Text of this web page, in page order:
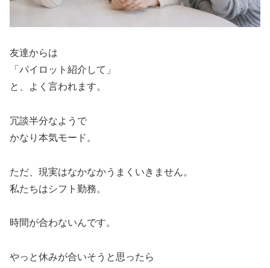
友達からは
「パイロット紹介して」
と、よく言われます。
冗談半分なようで
かなり本気モード。
ただ、現実はなかなかうまくいきません。
私たちはシフト勤務。
時間が合わないんです。
やっと休みが合いそうと思ったら